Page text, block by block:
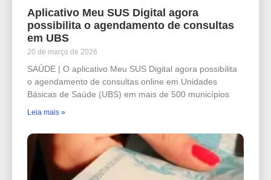
Aplicativo Meu SUS Digital agora
possibilita o agendamento de consultas
em UBS
20 de março de 2026
SAÚDE | O aplicativo Meu SUS Digital agora possibilita
o agendamento de consultas online em Unidades
Básicas de Saúde (UBS) em mais de 500 municípios
Leia mais »